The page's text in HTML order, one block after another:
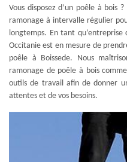
Vous disposez d’un poêle à bois
ramonage à intervalle régulier
longtemps. En tant
Occitanie est en mesure de
poêle à Boissede. Nous
ramonage de poêle à bois
outils de travail afin de donner
attentes et de vos besoins.